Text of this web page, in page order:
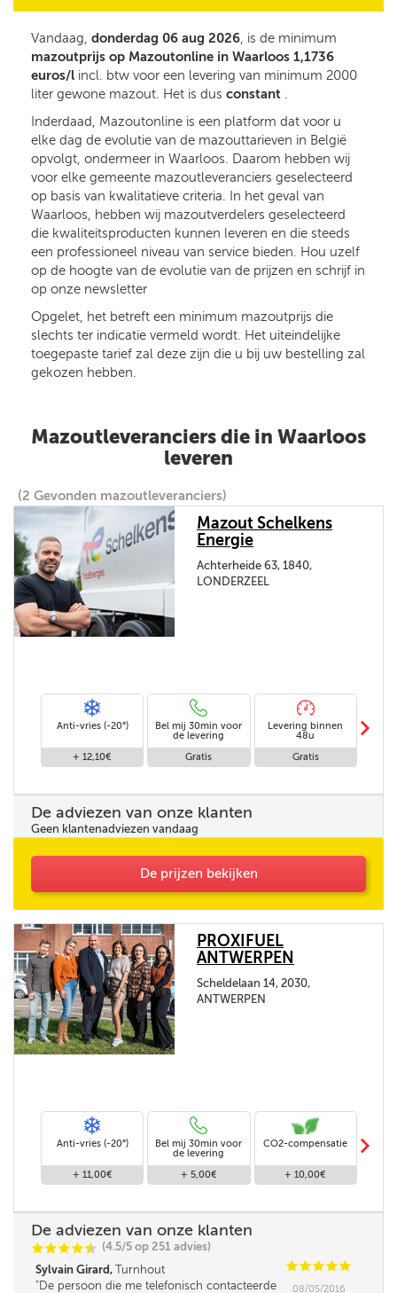
Vandaag, donderdag 06 aug 2026, is de minimum
mazoutprijs op Mazoutonline in Waarloos 1,1736
euros/l incl. btw voor een levering van minimum 2000
liter gewone mazout. Het is dus constant .
Inderdaad, Mazoutonline is een platform dat voor u
elke dag de evolutie van de mazouttarieven in België
opvolgt, ondermeer in Waarloos. Daarom hebben wij
voor elke gemeente mazoutleveranciers geselecteerd
op basis van kwalitatieve criteria. In het geval van
Waarloos, hebben wij mazoutverdelers geselecteerd
die kwaliteitsproducten kunnen leveren en die steeds
een professioneel niveau van service bieden. Hou uzelf
op de hoogte van de evolutie van de prijzen en schrijf in
op onze newsletter
Opgelet, het betreft een minimum mazoutprijs die
slechts ter indicatie vermeld wordt. Het uiteindelijke
toegepaste tarief zal deze zijn die u bij uw bestelling zal
gekozen hebben.
Mazoutleveranciers die in Waarloos
leveren
(2 Gevonden mazoutleveranciers)
Mazout Schelkens
Energie
Achterheide 63, 1840,
LONDERZEEL
Anti-vries (-20°)
+ 12,10€
Bel mij 30min voor
de levering
Gratis
Levering binnen
48u
Gratis
m
De adviezen van onze klanten
Geen klantenadviezen vandaag
De prijzen bekijken
PROXIFUEL
ANTWERPEN
Scheldelaan 14, 2030,
ANTWERPEN
Anti-vries (-20°)
+ 11,00€
Bel mij 30min voor
de levering
+ 5,00€
CO2-compensatie
+ 10,00€
m
De adviezen van onze klanten
CCCCi
@ (4.5/5 op 251 advies)
Sylvain Girard, Turnhout CCCCC
De persoon die me telefonisch contacteerde
08/05/2016